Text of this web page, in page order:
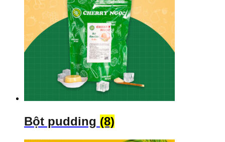
Bột pudding (8)